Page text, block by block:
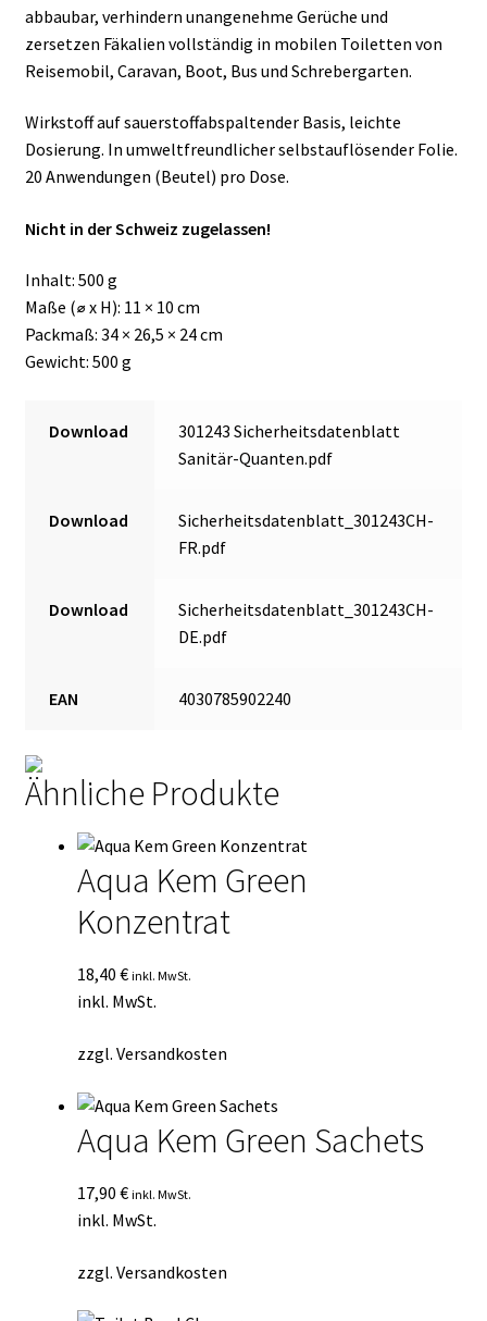
abbaubar, verhindern unangenehme Gerüche und
zersetzen Fäkalien vollständig in mobilen Toiletten von
Reisemobil, Caravan, Boot, Bus und Schrebergarten.
Wirkstoff auf sauerstoffabspaltender Basis, leichte
Dosierung. In umweltfreundlicher selbstauflösender Folie.
20 Anwendungen (Beutel) pro Dose.
Nicht in der Schweiz zugelassen!
Inhalt: 500 g
Maße (⌀ x H): 11 × 10 cm
Packmaß: 34 × 26,5 × 24 cm
Gewicht: 500 g
Download
301243 Sicherheitsdatenblatt
Sanitär-Quanten.pdf
Download
Sicherheitsdatenblatt_301243CH-
FR.pdf
Download
Sicherheitsdatenblatt_301243CH-
DE.pdf
EAN 4030785902240
Ähnliche Produkte
Aqua Kem Green
Konzentrat
18,40 € inkl. MwSt.
inkl. MwSt.
zzgl. Versandkosten
Aqua Kem Green Sachets
17,90 € inkl. MwSt.
inkl. MwSt.
zzgl. Versandkosten